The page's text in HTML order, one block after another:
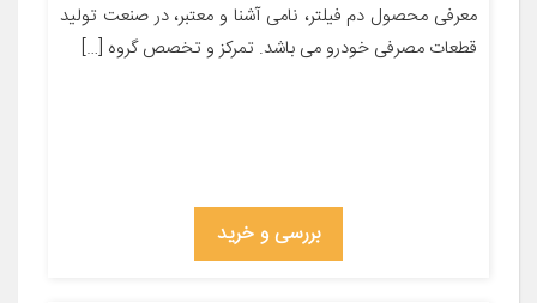
معرفی محصول دم فیلتر، نامی آشنا و معتبر، در صنعت تولید
قطعات مصرفی خودرو می باشد. تمرکز و تخصص گروه […]
بررسی و خرید